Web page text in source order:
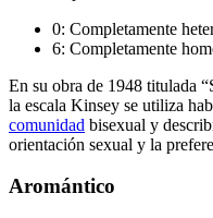
0: Completamente
6: Completamente
En su obra de 1948 titulada
la escala Kinsey se utiliza
comunidad bisexual y
orientación sexual y la
Aromántico